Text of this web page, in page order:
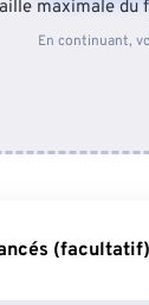
maximale du
En continuant,
(facultatif)